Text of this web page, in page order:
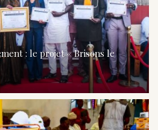
: le projet « Brisons le